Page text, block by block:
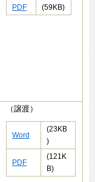
PDF
(59KB)
（譲渡）
Word
(23KB
)
PDF
(121K
B)